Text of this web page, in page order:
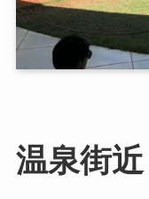
温泉街